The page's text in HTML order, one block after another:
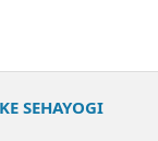
SEHAYOGI